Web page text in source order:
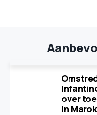
over
in